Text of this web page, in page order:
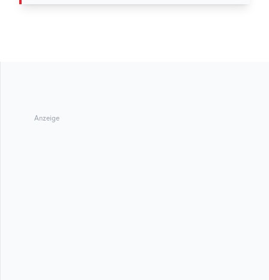
Anzeige